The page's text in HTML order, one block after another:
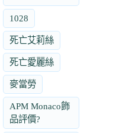
1028
死亡艾莉絲
死亡愛麗絲
麥當勞
APM Monaco飾
品評價?